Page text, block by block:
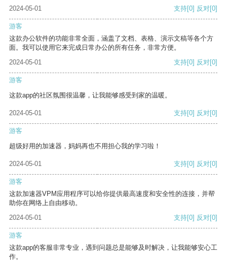
2024-05-01 支持[0] 反对[0]
游客
这款办公软件的功能非常全面，涵盖了文档、表格、演示文稿等各个方
面。我可以使用它来完成日常办公的所有任务，非常方便。
2024-05-01
支持[0] 反对[0]
游客
这款app的社区氛围很温馨，让我能够感受到家的温暖。
2024-05-01 支持[0] 反对[0]
游客
超级好用的加速器，妈妈再也不用担心我的学习啦！
2024-05-01 支持[0] 反对[0]
游客
这款加速器VPM应用程序可以给你提供最高速度和安全性的连接，并帮
助你在网络上自由移动。
2024-05-01
支持[0] 反对[0]
游客
这款app的客服非常专业，遇到问题总是能够及时解决，让我能够安心工
作。